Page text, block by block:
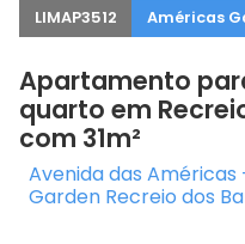
LIMAP3512 Américas
Apartamento
quarto em
com 31m²
Avenida das
Garden Recreio dos